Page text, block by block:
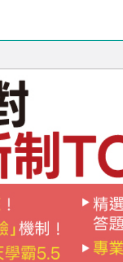
出版日期 (舊→新)
銷售量 (高→低)
銷售量 (低→高)
價格 (低→高)